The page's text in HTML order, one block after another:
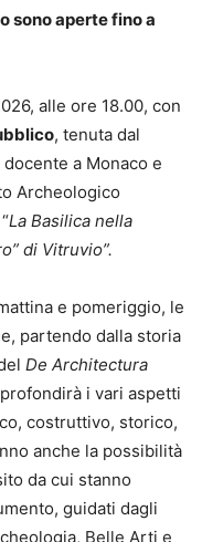
sono aperte fino a
alle ore 18.00, con
, tenuta dal
docente a Monaco e
Archeologico
La Basilica nella
di Vitruvio”.
e pomeriggio, le
partendo dalla storia
De Architectura
i vari aspetti
costruttivo, storico,
anche la possibilità
da cui stanno
guidati dagli
Belle Arti e